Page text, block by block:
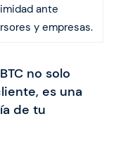
ante
y empresas.
no solo
es una
de tu